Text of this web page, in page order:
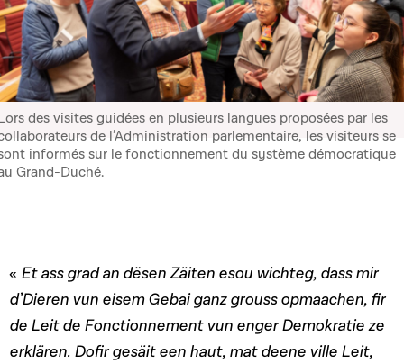
des visites guidées en plusieurs langues proposées par les
de l’Administration parlementaire, les visiteurs se
informés sur le fonctionnement du système démocratique
Grand-Duché.
« Et ass grad an dësen Zäiten esou wichteg, dass mir
d’Dieren vun eisem Gebai ganz grouss opmaachen, fir
de Leit de Fonctionnement vun enger Demokratie ze
erklären. Dofir gesäit een haut, mat deene ville Leit,